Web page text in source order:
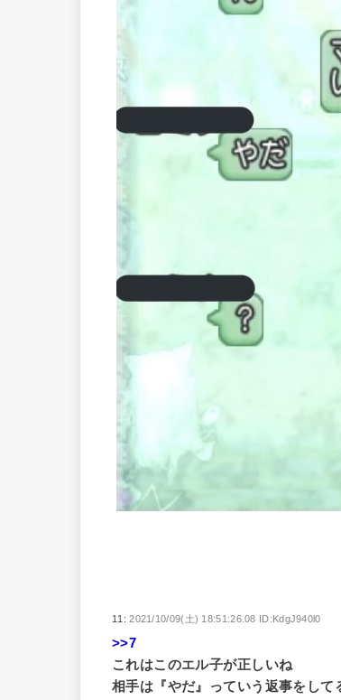
11:2021/10/09(土) 18:51:26.08 ID:KdgJ940l0
>>7
これはこのエル子が正しいね
相手は『やだ』っていう返事をし